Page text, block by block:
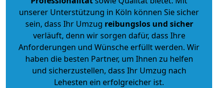
unserer Unterstützung in Köln können Sie sicher
sein, dass Ihr Umzug reibungslos und sicher
verläuft, denn wir sorgen dafür, dass Ihre
Anforderungen und Wünsche erfüllt werden. Wir
haben die besten Partner, um Ihnen zu helfen
und sicherzustellen, dass Ihr Umzug nach
Lehesten ein erfolgreicher ist.